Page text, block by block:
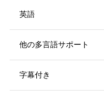
英語
他の多言語サポート
字幕付き